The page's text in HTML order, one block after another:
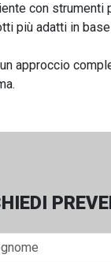
con strumenti
più adatti in
approccio